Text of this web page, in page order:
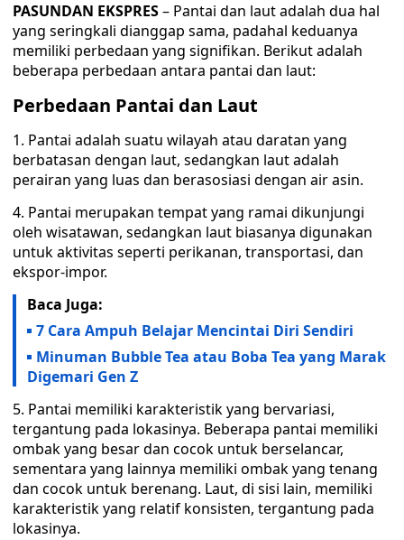
PASUNDAN EKSPRES– Pantai dan laut adalah dua hal
yang seringkali dianggap sama, padahal keduanya
memiliki perbedaan yang signifikan. Berikut adalah
beberapa perbedaan antara pantai dan laut:
Perbedaan Pantai dan Laut
1. Pantai adalah suatu wilayah atau daratan yang
berbatasan dengan laut, sedangkan laut adalah
perairan yang luas dan berasosiasi dengan air asin.
4. Pantai merupakan tempat yang ramai dikunjungi
oleh wisatawan, sedangkan laut biasanya digunakan
untuk aktivitas seperti perikanan, transportasi, dan
ekspor-impor.
Baca Juga:
7 Cara Ampuh Belajar Mencintai Diri Sendiri
Minuman Bubble Tea atau Boba Tea yang Marak
Digemari Gen Z
5. Pantai memiliki karakteristik yang bervariasi,
tergantung pada lokasinya. Beberapa pantai memiliki
ombak yang besar dan cocok untuk berselancar,
sementara yang lainnya memiliki ombak yang tenang
dan cocok untuk berenang. Laut, di sisi lain, memiliki
karakteristik yang relatif konsisten, tergantung pada
lokasinya.